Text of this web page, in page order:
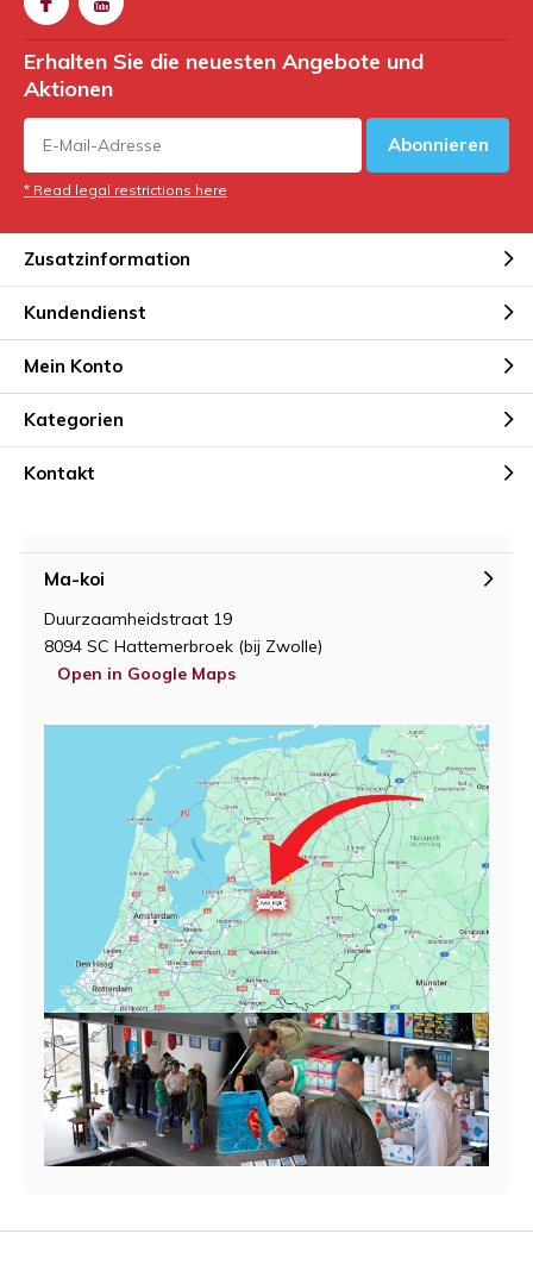
Erhalten Sie die neuesten Angebote und
Aktionen
Abonnieren
* Read legal restrictions here
Zusatzinformation
Kundendienst
Mein Konto
Kategorien
Kontakt
Ma-koi
Duurzaamheidstraat 19
8094 SC Hattemerbroek (bij Zwolle)
Open in Google Maps